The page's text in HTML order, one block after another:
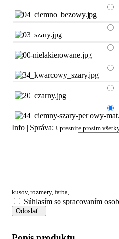
Info | Správa: Upresnite prosím
kusov, rozmery, farba,…
Súhlasím so spracovaním
Odoslať